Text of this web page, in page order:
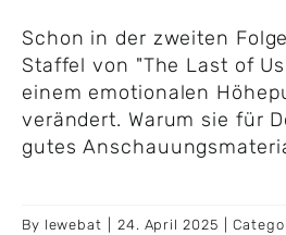
Schon in der zweiten
Staffel von "The Last of
einem emotionalen
verändert. Warum sie für
gutes
By lewebat 24. April 2025